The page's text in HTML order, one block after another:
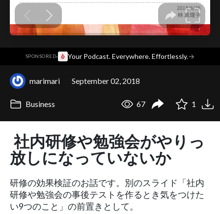
SPONSORED· Your Podcast. Everywhere. Effortlessly.→
marimari September 02, 2018
Business 67 1
社内研修や勉強会がやりっ
放しになっていないか
研修の効果検証のお話です。別のスライド「社内
研修や勉強会の事後テストを作るとき気をつけた
い9つのこと」の前置きとして。